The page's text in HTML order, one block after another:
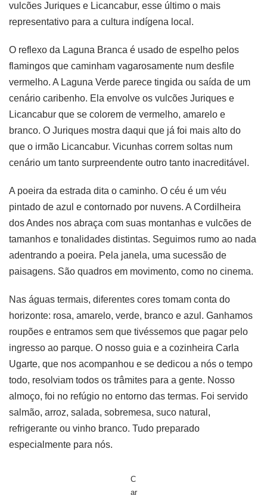
vulcões Juriques e Licancabur, esse último o mais
representativo para a cultura indígena local.
O reflexo da Laguna Branca é usado de espelho pelos
flamingos que caminham vagarosamente num desfile
vermelho. A Laguna Verde parece tingida ou saída de um
cenário caribenho. Ela envolve os vulcões Juriques e
Licancabur que se colorem de vermelho, amarelo e
branco. O Juriques mostra daqui que já foi mais alto do
que o irmão Licancabur. Vicunhas correm soltas num
cenário um tanto surpreendente outro tanto inacreditável.
A poeira da estrada dita o caminho. O céu é um véu
pintado de azul e contornado por nuvens. A Cordilheira
dos Andes nos abraça com suas montanhas e vulcões de
tamanhos e tonalidades distintas. Seguimos rumo ao nada
adentrando a poeira. Pela janela, uma sucessão de
paisagens. São quadros em movimento, como no cinema.
Nas águas termais, diferentes cores tomam conta do
horizonte: rosa, amarelo, verde, branco e azul. Ganhamos
roupões e entramos sem que tivéssemos que pagar pelo
ingresso ao parque. O nosso guia e a cozinheira Carla
Ugarte, que nos acompanhou e se dedicou a nós o tempo
todo, resolviam todos os trâmites para a gente. Nosso
almoço, foi no refúgio no entorno das termas. Foi servido
salmão, arroz, salada, sobremesa, suco natural,
refrigerante ou vinho branco. Tudo preparado
especialmente para nós.
C
ar